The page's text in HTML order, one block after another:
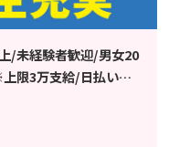
/未経験者歓迎/男女20
限3万支給/日払い・